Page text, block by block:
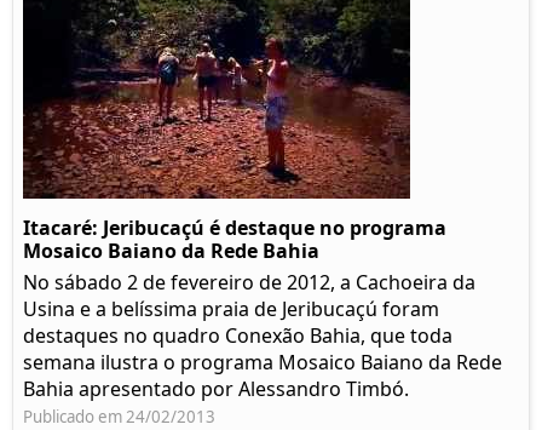
Itacaré: Jeribucaçú é destaque no programa
Mosaico Baiano da Rede Bahia
No sábado 2 de fevereiro de 2012, a Cachoeira da
Usina e a belíssima praia de Jeribucaçú foram
destaques no quadro Conexão Bahia, que toda
semana ilustra o programa Mosaico Baiano da Rede
Bahia apresentado por Alessandro Timbó.
Publicado em 24/02/2013